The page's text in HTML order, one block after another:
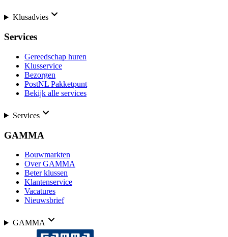
Klusadvies
Services
Gereedschap huren
Klusservice
Bezorgen
PostNL Pakketpunt
Bekijk alle services
Services
GAMMA
Bouwmarkten
Over GAMMA
Beter klussen
Klantenservice
Vacatures
Nieuwsbrief
GAMMA